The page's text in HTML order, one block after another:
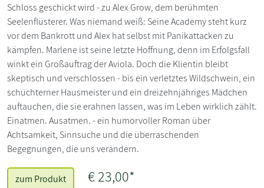
Schloss geschickt wird - zu Alex Grow, dem berühmten
Seelenflüsterer. Was niemand weiß: Seine Academy steht kurz
vor dem Bankrott und Alex hat selbst mit Panikattacken zu
kämpfen. Marlene ist seine letzte Hoffnung, denn im Erfolgsfall
winkt ein Großauftrag der Aviola. Doch die Klientin bleibt
skeptisch und verschlossen - bis ein verletztes Wildschwein, ein
schüchterner Hausmeister und ein dreizehnjähriges Mädchen
auftauchen, die sie erahnen lassen, was im Leben wirklich zählt.
Einatmen. Ausatmen. - ein humorvoller Roman über
Achtsamkeit, Sinnsuche und die überraschenden
Begegnungen, die uns verändern.
zum Produkt € 23,00*